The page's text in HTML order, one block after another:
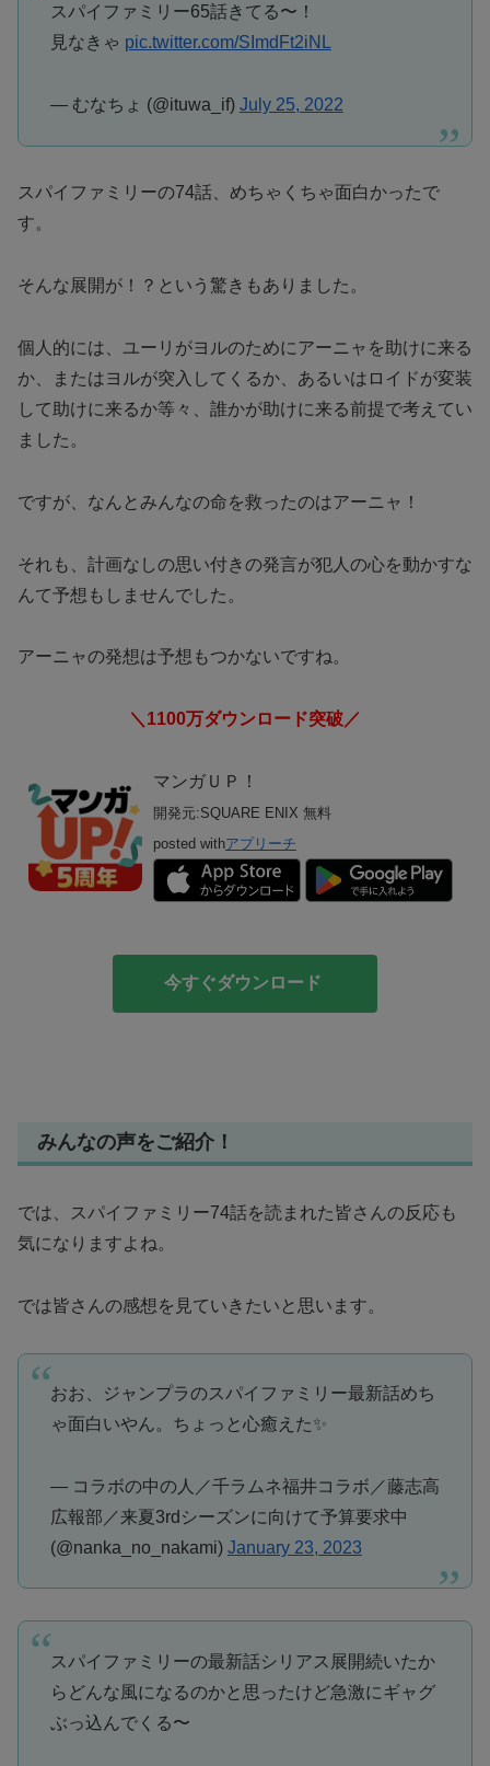
スパイファミリー65話きてる〜！
見なきゃ pic.twitter.com/SImdFt2iNL
— むなちょ (@ituwa_if) July 25, 2022
スパイファミリーの74話、めちゃくちゃ面白かったで
す。
そんな展開が！？という驚きもありました。
個人的には、ユーリがヨルのためにアーニャを助けに来る
か、またはヨルが突入してくるか、あるいはロイドが変装
して助けに来るか等々、誰かが助けに来る前提で考えてい
ました。
ですが、なんとみんなの命を救ったのはアーニャ！
それも、計画なしの思い付きの発言が犯人の心を動かすな
んて予想もしませんでした。
アーニャの発想は予想もつかないですね。
＼1100万ダウンロード突破／
マンガＵＰ！
開発元:SQUARE ENIX 無料
posted withアプリーチ
今すぐダウンロード
みんなの声をご紹介！
では、スパイファミリー74話を読まれた皆さんの反応も
気になりますよね。
では皆さんの感想を見ていきたいと思います。
おお、ジャンプラのスパイファミリー最新話めち
ゃ面白いやん。ちょっと心癒えた✨
— コラボの中の人／千ラムネ福井コラボ／藤志高
広報部／来夏3rdシーズンに向けて予算要求中
(@nanka_no_nakami) January 23, 2023
スパイファミリーの最新話シリアス展開続いたか
らどんな風になるのかと思ったけど急激にギャグ
ぶっ込んでくる〜